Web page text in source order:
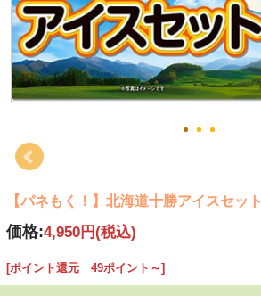
【パネもく！】北海道十勝アイスセット
価格:4,950円(税込)
[ポイント還元 49ポイント～]